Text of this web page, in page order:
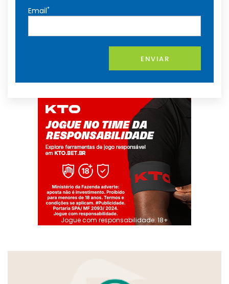
Email*
ENVIAR
Jogue com responsabilidade. 18+